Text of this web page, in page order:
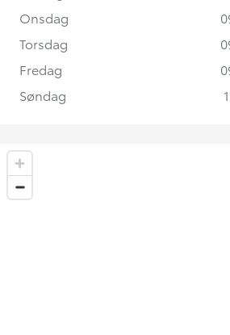
Onsdag
Torsdag
Fredag
Søndag